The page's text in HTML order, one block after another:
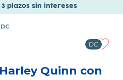
3 plazos sin intereses
DC
Quinn con